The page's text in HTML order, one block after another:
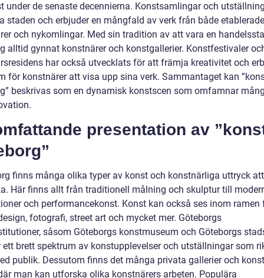
under de senaste decennierna. Konstsamlingar och
staden och erbjuder en mångfald av verk från både etablerade
och nykomlingar. Med sin tradition av att vara en
alltid gynnat konstnärer och konstgallerier. Konstfestivaler
har också utvecklats för att främja kreativitet och
för konstnärer att visa upp sina verk. Sammantaget kan
beskrivas som en dynamisk konstscen som omfamnar
presentation av
finns många olika typer av konst och konstnärliga uttryck att
Här finns allt från traditionell målning och skulptur till
och performancekonst. Konst kan också ses inom ramen
fotografi, street art och mycket mer. Göteborgs
såsom Göteborgs konstmuseum och Göteborgs
ett brett spektrum av konstupplevelser och utställningar som
publik. Dessutom finns det många privata gallerier och
man kan utforska olika konstnärers arbeten. Populära